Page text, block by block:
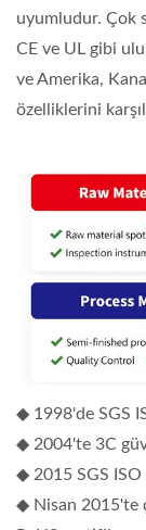
uyumludur. Çok
CE ve UL gibi
ve Amerika,
özelliklerini
◆ 1998'de SGS
◆ 2004'te 3C
◆ 2015 SGS ISO
◆ Nisan 2015'te